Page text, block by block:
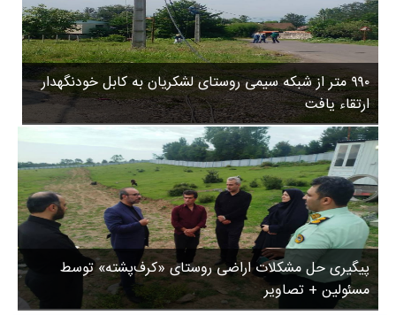
دیلمان
روستاها
ورزشی
سیاسی
چندرسانه ای
مسیر گردشگری دیلمان
درباره ما
۹۹۰ متر از شبکه سیمی روستای لشکریان به کابل خودنگهدار
ارتقاء یافت
پیگیری حل مشکلات اراضی روستای «کرف‌پشته» توسط
مسئولین + تصاویر
۱
۳
۵
۸
ب
ا
ز
ن
ش
س
ت
ش
د
.